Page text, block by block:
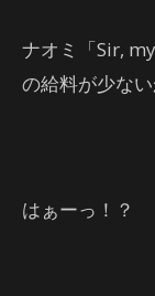
ナオミ「Sir,
の給料が少ない
はぁーっ！？